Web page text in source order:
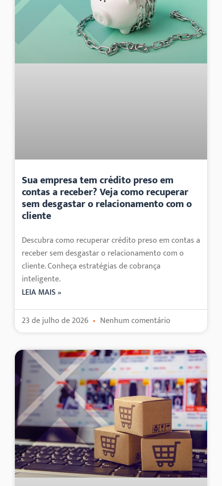
Sua empresa tem crédito preso em
contas a receber? Veja como recuperar
sem desgastar o relacionamento com o
cliente
Descubra como recuperar crédito preso em contas a
receber sem desgastar o relacionamento com o
cliente. Conheça estratégias de cobrança
inteligente.
LEIA MAIS »
23 de julho de 2026 Nenhum comentário